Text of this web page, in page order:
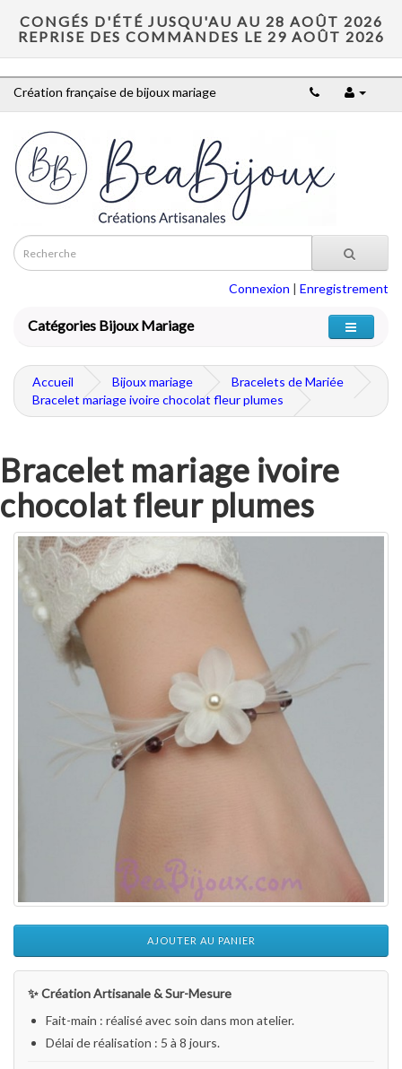
CONGÉS D'ÉTÉ JUSQU'AU AU 28 AOÛT 2026
REPRISE DES COMMANDES LE 29 AOÛT 2026
Création française de bijoux mariage
Connexion | Enregistrement
Catégories Bijoux Mariage
Accueil Bijoux mariage
Bracelets de Mariée
Bracelet mariage ivoire chocolat fleur plumes
Bracelet mariage ivoire
chocolat fleur plumes
AJOUTER AU PANIER
✨ Création Artisanale & Sur-Mesure
Fait-main : réalisé avec soin dans mon atelier.
Délai de réalisation : 5 à 8 jours.